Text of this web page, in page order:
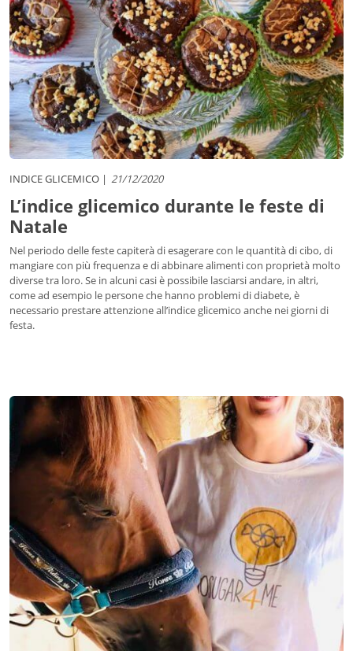
INDICE GLICEMICO 21/12/2020
L’indice glicemico durante le feste di
Natale
Nel periodo delle feste capiterà di esagerare con le quantità di cibo, di
mangiare con più frequenza e di abbinare alimenti con proprietà molto
diverse tra loro. Se in alcuni casi è possibile lasciarsi andare, in altri,
come ad esempio le persone che hanno problemi di diabete, è
necessario prestare attenzione all’indice glicemico anche nei giorni di
festa.